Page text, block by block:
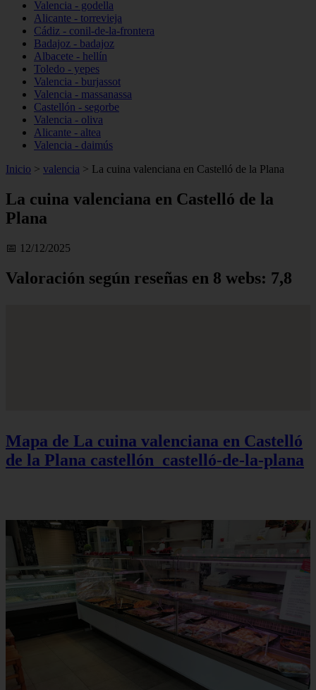
Valencia - godella
Alicante - torrevieja
Cádiz - conil-de-la-frontera
Badajoz - badajoz
Albacete - hellín
Toledo - yepes
Valencia - burjassot
Valencia - massanassa
Castellón - segorbe
Valencia - oliva
Alicante - altea
Valencia - daimús
Inicio > valencia > La cuina valenciana en Castelló de la Plana
La cuina valenciana en Castelló de la
Plana
📅 12/12/2025
Valoración según reseñas en 8 webs: 7,8
Mapa de La cuina valenciana en Castelló
de la Plana castellón_castelló-de-la-plana